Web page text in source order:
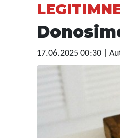
17.06.2025 00:30 |